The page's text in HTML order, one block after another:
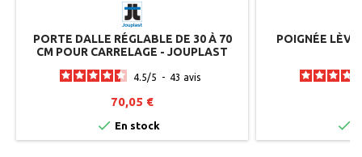
PORTE DALLE RÉGLABLE DE 30 À 70
CM POUR CARRELAGE - JOUPLAST
4.5/5 - 43 avis
70,05 €
 En stock
POIGNÉE
